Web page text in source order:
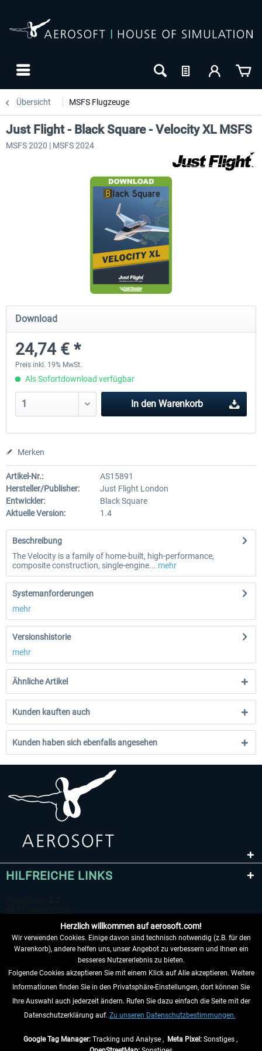
Übersicht MSFS Flugzeuge
FlightSim Studio - E-Jets 170/175
39,95 € *
Aerosoft Aircraft A340-
Just Flight - Black Square - Velocity XL MSFS
MSFS 2020 | MSFS 2024
Download
24,74 € *
Preis inkl. 19% MwSt.
Als Sofortdownload verfügbar
In den Warenkorb
Merken
Artikel-Nr.:
AS15891
Hersteller/Publisher:
Just Flight London
Entwickler:
Black Square
Aktuelle Version:
1.4
Beschreibung
The Velocity is a family of home-built, high-performance,
composite construction, single-engine... mehr
Systemanforderungen
mehr
Versionshistorie
mehr
Ähnliche Artikel
Kunden kauften auch
Kunden haben sich ebenfalls angesehen
HILFREICHE LINKS
VERTRAG WIDERRUFEN
INFORMATIONEN
Herzlich willkommen auf aerosoft.com!
Wir verwenden Cookies. Einige davon sind technisch notwendig (z.B. für den
Warenkorb), andere helfen uns, unser Angebot zu verbessern und Ihnen ein
besseres Nutzererlebnis zu bieten.
Folgende Cookies akzeptieren Sie mit einem Klick auf Alle akzeptieren. Weitere
Informationen finden Sie in den Privatsphäre-Einstellungen, dort können Sie
Ihre Auswahl auch jederzeit ändern. Rufen Sie dazu einfach die Seite mit der
Datenschutzerklärung auf. Zu unseren Datenschutzbestimmungen.
Google Tag Manager:Tracking und Analyse , Meta Pixel:Sonstiges ,